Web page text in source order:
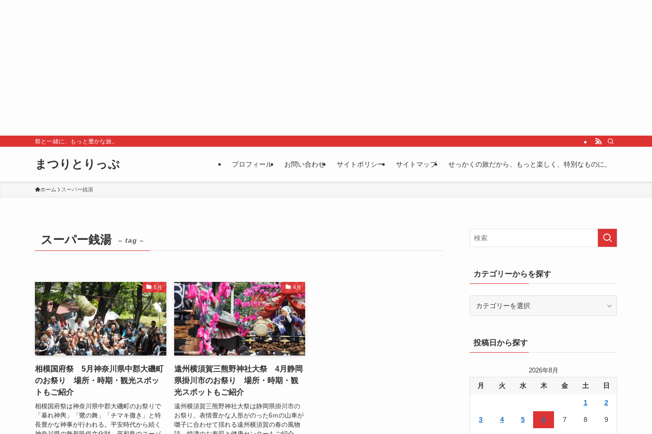
祭と一緒に、もっと豊かな旅。
まつりとりっぷ プロフィール お問い合わせ サイトポリシー サイトマップ せっかくの旅だから、もっと楽しく、特別なものに。
ホーム スーパー銭湯
スーパー銭湯 – tag –
5月
相模国府祭 5月神奈川県中郡大磯町
のお祭り 場所・時期・観光スポッ
トもご紹介
相模国府祭は神奈川県中郡大磯町のお祭りで
「暴れ神輿」「鷺の舞」「チマキ撒き」と特
長豊かな神事が行われる。平安時代から続く
4月
遠州横須賀三熊野神社大祭 4月静岡
県掛川市のお祭り 場所・時期・観
光スポットもご紹介
遠州横須賀三熊野神社大祭は静岡県掛川市の
お祭り。表情豊かな人形がのった6ｍの山車が
囃子に合わせて揺れる遠州横須賀の春の風物
カテゴリーからを探す
ー
か
投稿日から探す
2026年8月
月 火 水 木 金 土 日
1 2
3 4 5 6 7 8 9